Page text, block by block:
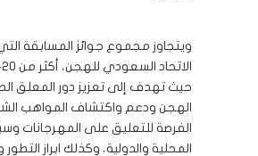
ويتجاوز مجموع جوائز المسابقة
حيث تهدف إلى تعزيز دور المعلق
الهجن ودعم واكتشاف المواهب
الفرصة للتعليق على المهرجانات
المحلية والدولية، وكذلك ابراز